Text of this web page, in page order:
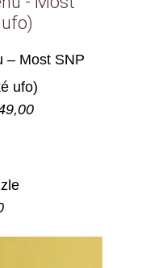
– Most SNP
ufo)
Price